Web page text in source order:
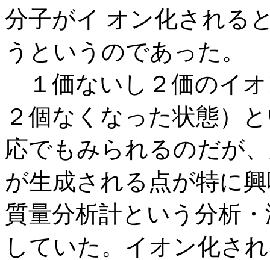
分子がイ オン化される
うというのであった。
１価ないし２価のイ
２個なくなった状態）
応でもみられるのだが
が生成される点が特に
質量分析計という分析
していた。イオン化さ